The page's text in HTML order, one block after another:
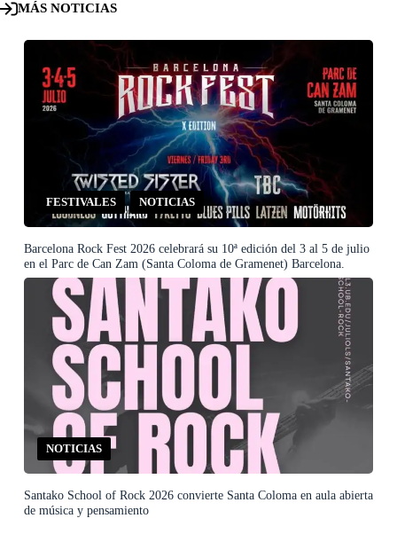
MÁS NOTICIAS
FESTIVALES NOTICIAS
Barcelona Rock Fest 2026 celebrará su 10ª edición del 3 al 5 de julio
en el Parc de Can Zam (Santa Coloma de Gramenet) Barcelona.
NOTICIAS
Santako School of Rock 2026 convierte Santa Coloma en aula abierta
de música y pensamiento